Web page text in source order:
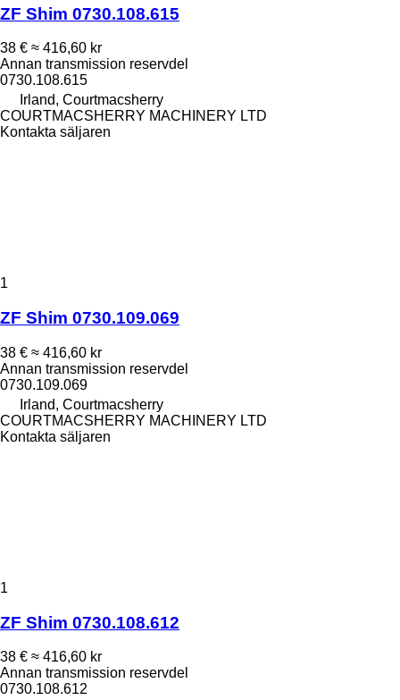
ZF Shim 0730.108.615
38 € ≈ 416,60 kr
Annan transmission reservdel
0730.108.615
Irland, Courtmacsherry
COURTMACSHERRY MACHINERY LTD
Kontakta säljaren
1
ZF Shim 0730.109.069
38 € ≈ 416,60 kr
Annan transmission reservdel
0730.109.069
Irland, Courtmacsherry
COURTMACSHERRY MACHINERY LTD
Kontakta säljaren
1
ZF Shim 0730.108.612
38 € ≈ 416,60 kr
Annan transmission reservdel
0730.108.612